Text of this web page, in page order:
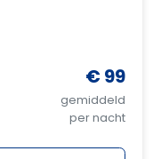
€ 99
gemiddeld
per nacht